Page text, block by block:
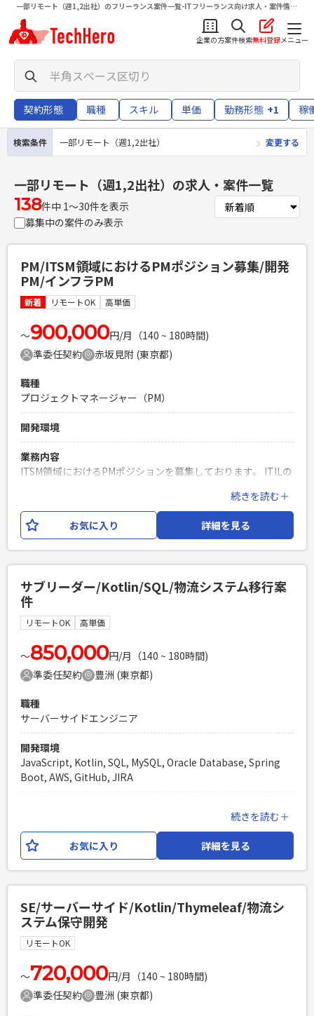
一部リモート（週1,2出社）のフリーランス案件一覧-ITフリーランス向け求人・案件情報
サイトテクヒロ（TechHero）
企業の方案件検索無料登録メニュー
契約形態 職種 スキル 単価 勤務形態 +1 稼
検索条件 一部リモート（週1,2出社） 変更する
一部リモート（週1,2出社） の求人・案件一覧
138件中 1〜30件を表示
募集中の案件のみ表示
PM/ITSM領域におけるPMポジション募集/開発
PM/インフラPM
新着 リモートOK 高単価
〜900,000円/月（140 ~ 180時間)
準委任契約
赤坂見附 (東京都)
職種
プロジェクトマネージャー（PM）
開発環境
業務内容
ITSM領域におけるPMポジションを募集しております。 ITILの
応いただける方を求めております。 ＜業務内容＞ ・ITSM関連
プロジェクトの推進 ・顧客折衝／課題整理 ・運用プロセス改
善支援 ・各ステークホルダーとの調整対応 ・進捗／課題管理
・顧客折衝経験 ・課題管理、進捗管理経験 ・運用改善、サー
ビスマネジメント経験 ・主体的に課題解決へ取り組める方 ・
コミュニケーション能力の高い方
Laravelを用いた開発経験1年以上
エンジニア複数人のチームでの開発経験
続きを読む＋
お気に入り 詳細を見る
サブリーダー/Kotlin/SQL/物流システム移行案
件
リモートOK 高単価
〜850,000円/月（140 ~ 180時間)
準委任契約
豊洲 (東京都)
職種
サーバーサイドエンジニア
開発環境
JavaScript, Kotlin, SQL, MySQL, Oracle Database, Spring
Boot, AWS, GitHub, JIRA
輸配送システムをOracle CloudからAWSへの移行をするにあ
たり、開発サブリーダーをご担当いただきます。 業務内容と
しては、実装・レビュー・他開発メンバーの進捗管理・報告
Spring Boot, Thymeleaf, Next.js DB：Oracle, Mysql イ
ンフラ：AWS(各種サービス), Terraform 開発ツール等：
Github, IntelliJ, Slack, Zoom, Jira, Confluence, VScode 等
設計思想：クリーンアーキテクチャ、 DDD AIツール：
Github copilot, Claude Code等
必須スキル
続きを読む＋
お気に入り 詳細を見る
SE/サーバーサイド/Kotlin/Thymeleaf/物流シ
ステム保守開発
リモートOK
〜720,000円/月（140 ~ 180時間)
準委任契約
豊洲 (東京都)